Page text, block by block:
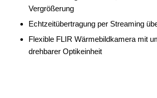
Vergrößerung
Echtzeitübertragung per Streaming
Flexible FLIR Wärmebildkamera mit
drehbarer Optikeinheit